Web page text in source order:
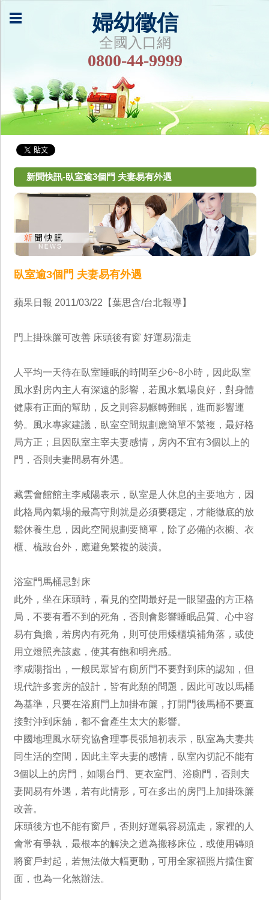
婦幼徵信
全國入口網
0800-44-9999
新聞快訊-臥室逾3個門 夫妻易有外遇
臥室逾3個門 夫妻易有外遇
蘋果日報 2011/03/22【葉思含/台北報導】
門上掛珠簾可改善 床頭後有窗 好運易溜走
人平均一天待在臥室睡眠的時間至少6~8小時，因此臥室
風水對房內主人有深遠的影響，若風水氣場良好，對身體
健康有正面的幫助，反之則容易輾轉難眠，進而影響運
勢。風水專家建議，臥室空間規劃應簡單不繁複，最好格
局方正；且因臥室主宰夫妻感情，房內不宜有3個以上的
門，否則夫妻間易有外遇。
藏雲會館館主李咸陽表示，臥室是人休息的主要地方，因
此格局內氣場的最高守則就是必須要穩定，才能徹底的放
鬆休養生息，因此空間規劃要簡單，除了必備的衣櫥、衣
櫃、梳妝台外，應避免繁複的裝潢。
浴室門馬桶忌對床
此外，坐在床頭時，看見的空間最好是一眼望盡的方正格
局，不要有看不到的死角，否則會影響睡眠品質、心中容
易有負擔，若房內有死角，則可使用矮櫃填補角落，或使
用立燈照亮該處，使其有飽和明亮感。
李咸陽指出，一般民眾皆有廁所門不要對到床的認知，但
現代許多套房的設計，皆有此類的問題，因此可改以馬桶
為基準，只要在浴廁門上加掛布簾，打開門後馬桶不要直
接對沖到床舖，都不會產生太大的影響。
中國地理風水研究協會理事長張旭初表示，臥室為夫妻共
同生活的空間，因此主宰夫妻的感情，臥室內切記不能有
3個以上的房門，如陽台門、更衣室門、浴廁門，否則夫
妻間易有外遇，若有此情形，可在多出的房門上加掛珠簾
改善。
床頭後方也不能有窗戶，否則好運氣容易流走，家裡的人
會常有爭執，最根本的解決之道為搬移床位，或使用磚頭
將窗戶封起，若無法做大幅更動，可用全家福照片擋住窗
面，也為一化煞辦法。